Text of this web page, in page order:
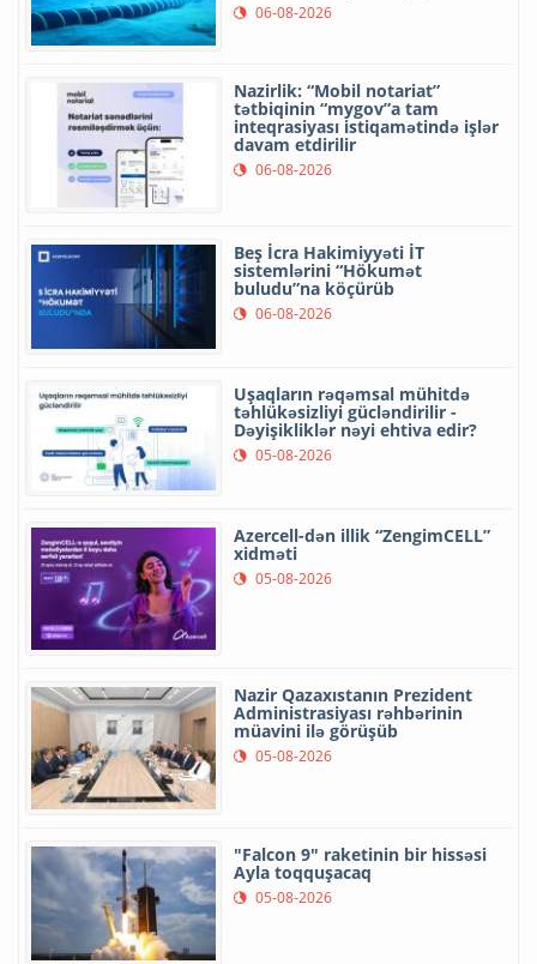
06-08-2026
Nazirlik: “Mobil notariat”
tətbiqinin “mygov”a tam
inteqrasiyası istiqamətində işlər
davam etdirilir
06-08-2026
Beş İcra Hakimiyyəti İT
sistemlərini “Hökumət
buludu”na köçürüb
06-08-2026
Uşaqların rəqəmsal mühitdə
təhlükəsizliyi gücləndirilir -
Dəyişikliklər nəyi ehtiva edir?
05-08-2026
Azercell-dən illik “ZengimCELL”
xidməti
05-08-2026
Nazir Qazaxıstanın Prezident
Administrasiyası rəhbərinin
müavini ilə görüşüb
05-08-2026
"Falcon 9" raketinin bir hissəsi
Ayla toqquşacaq
05-08-2026